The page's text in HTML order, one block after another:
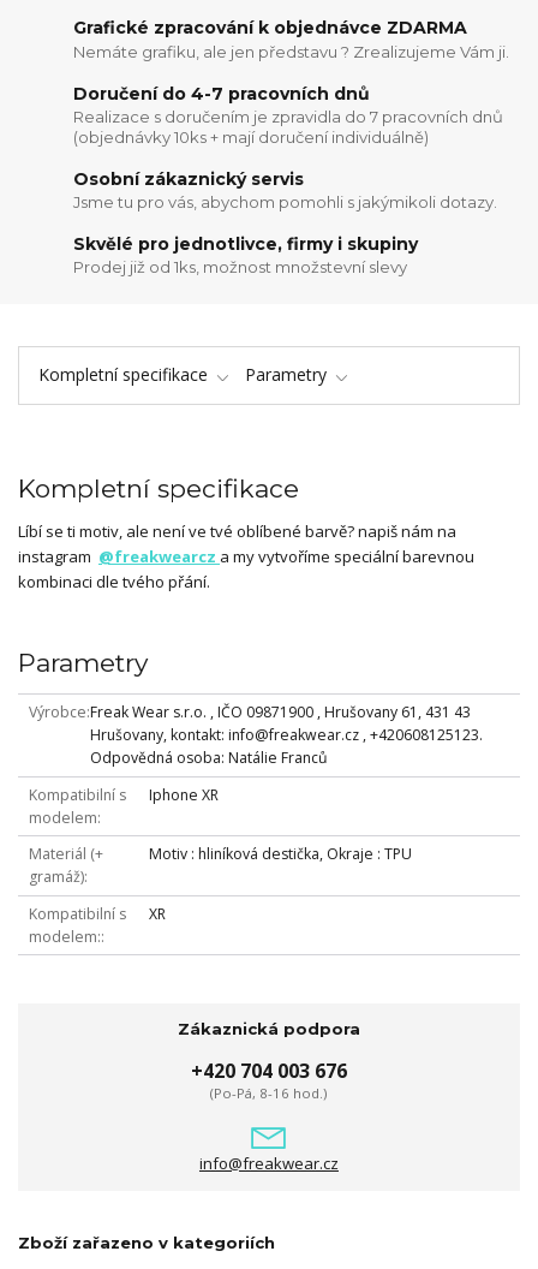
Grafické zpracování k objednávce ZDARMA
Nemáte grafiku, ale jen představu ? Zrealizujeme Vám ji.
Doručení do 4-7 pracovních dnů
Realizace s doručením je zpravidla do 7 pracovních dnů
(objednávky 10ks + mají doručení individuálně)
Osobní zákaznický servis
Jsme tu pro vás, abychom pomohli s jakýmikoli dotazy.
Skvělé pro jednotlivce, firmy i skupiny
Prodej již od 1ks, možnost množstevní slevy
Kompletní specifikace Parametry
Kompletní specifikace
Líbí se ti motiv, ale není ve tvé oblíbené barvě? napiš nám na
instagram @freakwearcz a my vytvoříme speciální barevnou
kombinaci dle tvého přání.
Parametry
Výrobce Freak Wear s.r.o. , IČO 09871900 , Hrušovany 61, 431 43
Hrušovany, kontakt: info@freakwear.cz , +420608125123.
Odpovědná osoba: Natálie Franců
Kompatibilní s
modelem
Iphone XR
Materiál (+
gramáž)
Motiv : hliníková destička, Okraje : TPU
Kompatibilní s
modelem:
XR
Zákaznická podpora
+420 704 003 676
(Po-Pá, 8-16 hod.)
info@freakwear.cz
Zboží zařazeno v kategoriích